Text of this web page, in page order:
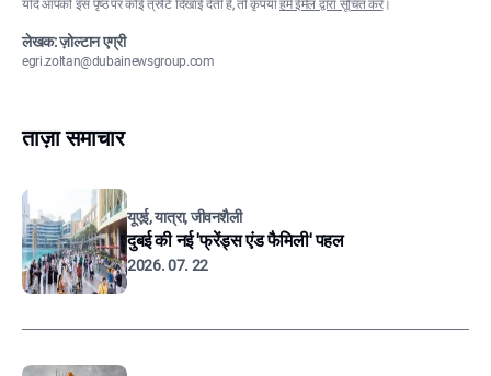
यदि आपको इस पृष्ठ पर कोई त्रुटि दिखाई देती है, तो कृपयाहमें ईमेल द्वारा सूचित करें।
लेखक: ज़ोल्टान एग्री
egri.zoltan@dubainewsgroup.com
ताज़ा समाचार
यूएई, यात्रा, जीवनशैली
दुबई की नई 'फ्रेंड्स एंड फैमिली' पहल
2026. 07. 22